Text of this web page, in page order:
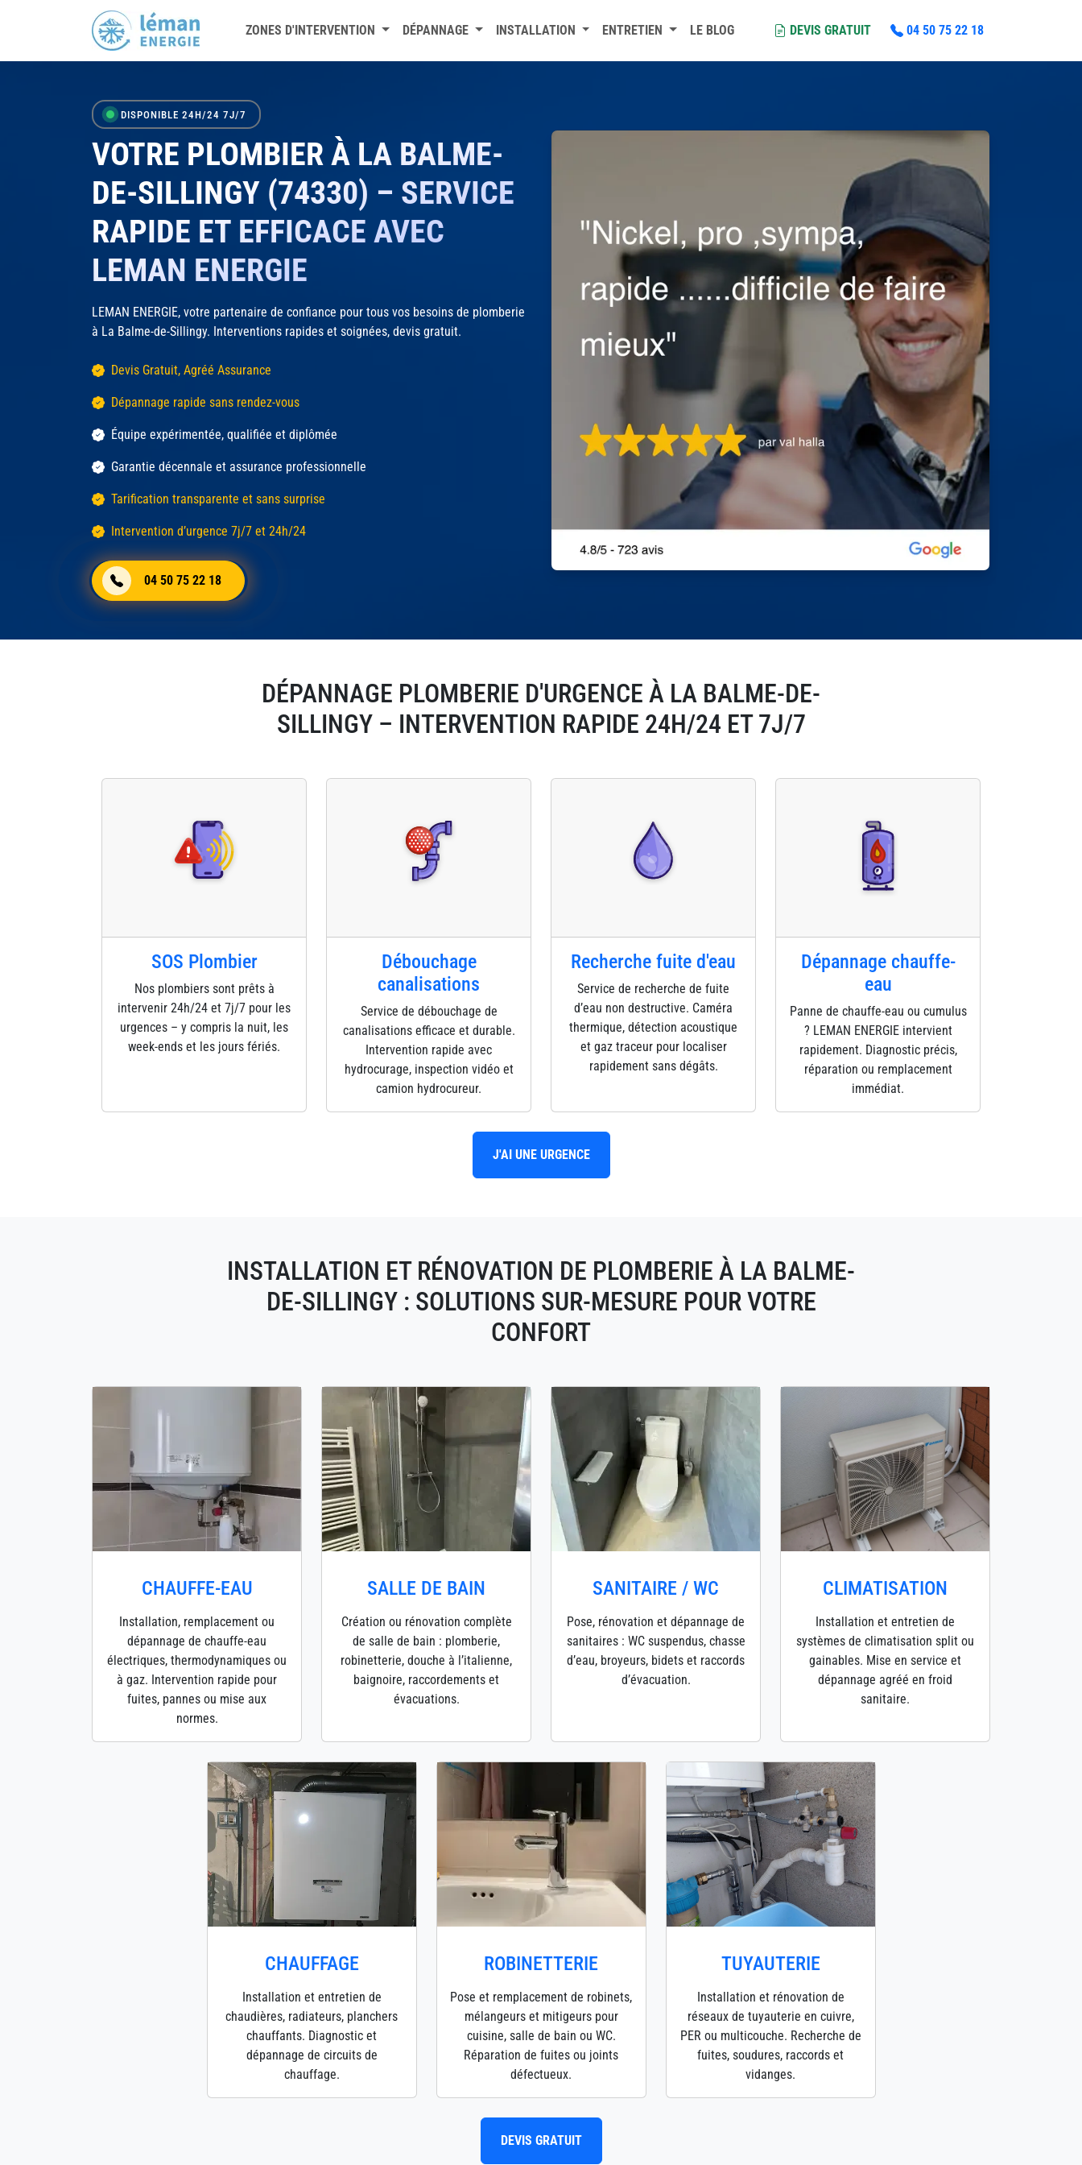
ZONES D'INTERVENTION DÉPANNAGE INSTALLATION ENTRETIEN LE BLOG DEVIS GRATUIT 04 50 75 22 18
DISPONIBLE 24H/24 7J/7
VOTRE PLOMBIER À LA BALME-
DE-SILLINGY (74330) – SERVICE
RAPIDE ET EFFICACE AVEC
LEMAN ENERGIE
LEMAN ENERGIE, votre partenaire de confiance pour tous vos besoins de plomberie
à La Balme-de-Sillingy. Interventions rapides et soignées, devis gratuit.
Devis Gratuit, Agréé Assurance
Dépannage rapide sans rendez-vous
Équipe expérimentée, qualifiée et diplômée
Garantie décennale et assurance professionnelle
Tarification transparente et sans surprise
Intervention d’urgence 7j/7 et 24h/24
04 50 75 22 18
DÉPANNAGE PLOMBERIE D'URGENCE À LA BALME-DE-
SILLINGY – INTERVENTION RAPIDE 24H/24 ET 7J/7
SOS Plombier
Nos plombiers sont prêts à
intervenir 24h/24 et 7j/7 pour les
urgences – y compris la nuit, les
week-ends et les jours fériés.
Débouchage
canalisations
Service de débouchage de
canalisations efficace et durable.
Intervention rapide avec
hydrocurage, inspection vidéo et
camion hydrocureur.
Recherche fuite d'eau
Service de recherche de fuite
d’eau non destructive. Caméra
thermique, détection acoustique
et gaz traceur pour localiser
rapidement sans dégâts.
Dépannage chauffe-
eau
Panne de chauffe-eau ou cumulus
? LEMAN ENERGIE intervient
rapidement. Diagnostic précis,
réparation ou remplacement
immédiat.
J'AI UNE URGENCE
INSTALLATION ET RÉNOVATION DE PLOMBERIE À LA BALME-
DE-SILLINGY : SOLUTIONS SUR-MESURE POUR VOTRE
CONFORT
CHAUFFE-EAU
Installation, remplacement ou
dépannage de chauffe-eau
électriques, thermodynamiques ou
à gaz. Intervention rapide pour
fuites, pannes ou mise aux
normes.
SALLE DE BAIN
Création ou rénovation complète
de salle de bain : plomberie,
robinetterie, douche à l’italienne,
baignoire, raccordements et
évacuations.
SANITAIRE / WC
Pose, rénovation et dépannage de
sanitaires : WC suspendus, chasse
d’eau, broyeurs, bidets et raccords
d’évacuation.
CLIMATISATION
Installation et entretien de
systèmes de climatisation split ou
gainables. Mise en service et
dépannage agréé en froid
sanitaire.
CHAUFFAGE
Installation et entretien de
chaudières, radiateurs, planchers
chauffants. Diagnostic et
dépannage de circuits de
chauffage.
ROBINETTERIE
Pose et remplacement de robinets,
mélangeurs et mitigeurs pour
cuisine, salle de bain ou WC.
Réparation de fuites ou joints
défectueux.
TUYAUTERIE
Installation et rénovation de
réseaux de tuyauterie en cuivre,
PER ou multicouche. Recherche de
fuites, soudures, raccords et
vidanges.
DEVIS GRATUIT